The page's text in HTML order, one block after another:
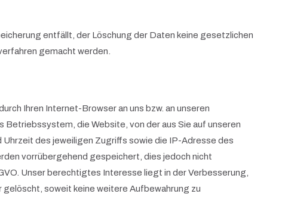
entfällt, der Löschung der Daten keine gesetzlichen
gemacht werden.
Ihren Internet-Browser an uns bzw. an unseren
die Website, von der aus Sie auf unseren
des jeweiligen Zugriffs sowie die IP-Adresse des
vorrübergehend gespeichert, dies jedoch nicht
Unser berechtigtes Interesse liegt in der Verbesserung,
soweit keine weitere Aufbewahrung zu